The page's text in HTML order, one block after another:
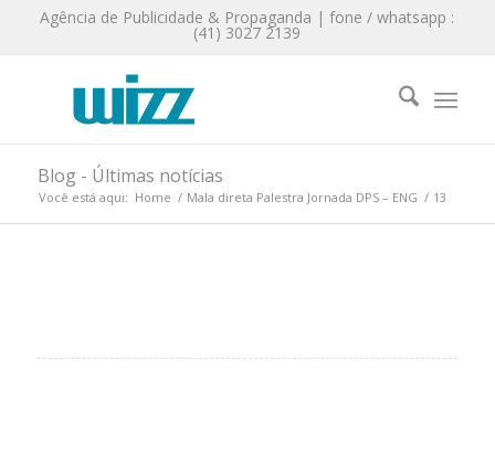
Agência de Publicidade & Propaganda | fone / whatsapp :
(41) 3027 2139
Blog - Últimas notícias
Você está aqui: Home / Mala direta Palestra Jornada DPS – ENG / 13